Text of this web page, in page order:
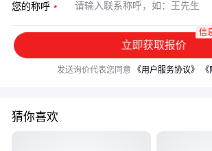
您的称呼
立即获取报价
信
发送询价代表您同意 《用户服务协议》
猜你喜欢